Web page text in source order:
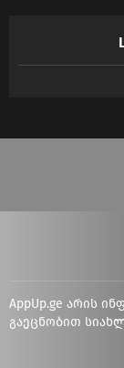
AppUp.ge არის
გაეცნობით